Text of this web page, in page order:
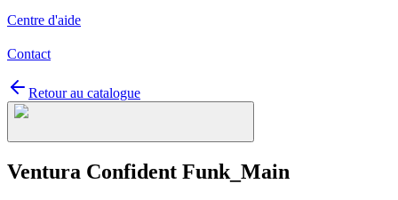
Centre d'aide
Contact
Retour au catalogue
Ventura Confident Funk_Main